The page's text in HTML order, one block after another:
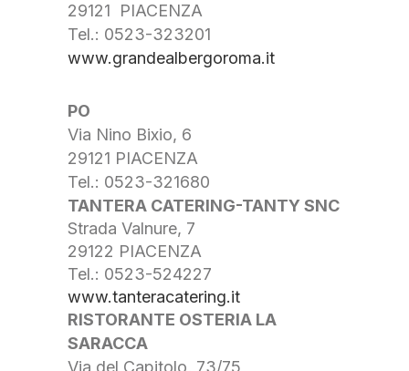
29121 PIACENZA
Tel.: 0523-323201
www.grandealbergoroma.it
PO
Via Nino Bixio, 6
29121 PIACENZA
Tel.: 0523-321680
TANTERA CATERING-TANTY SNC
Strada Valnure, 7
29122 PIACENZA
Tel.: 0523-524227
www.tanteracatering.it
RISTORANTE OSTERIA LA
SARACCA
Via del Capitolo, 73/75